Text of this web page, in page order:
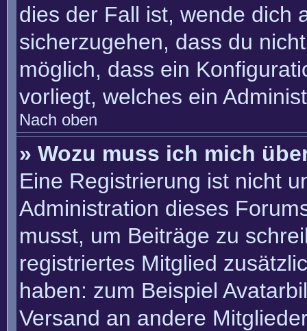
dies der Fall ist, wende dich
sicherzugehen, dass du
möglich, dass ein
vorliegt, welches ein
Nach oben
» Wozu muss ich mich
Eine Registrierung ist nicht
Administration dieses
musst, um Beiträge zu
registriertes Mitglied
haben: zum Beispiel
Versand an andere